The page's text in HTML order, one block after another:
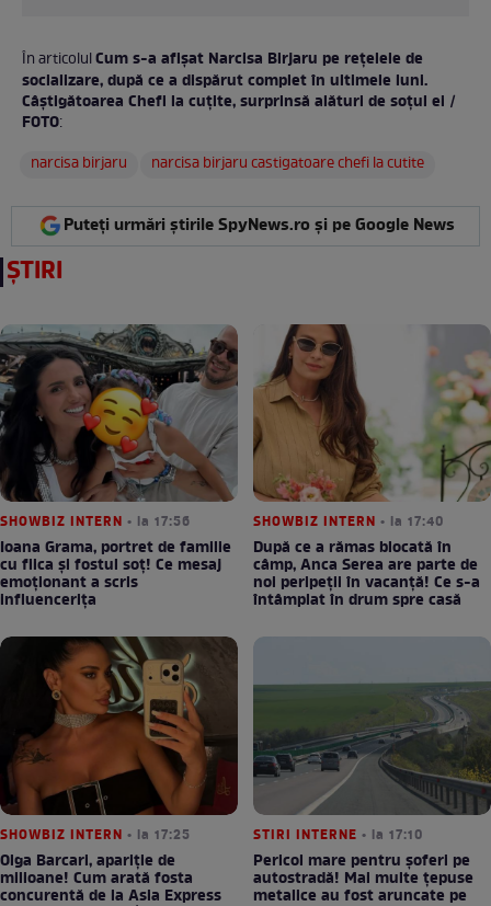
În articolulCum s-a afișat Narcisa Birjaru pe rețelele de
socializare, după ce a dispărut complet în ultimele luni.
Câștigătoarea Chefi la cuțite, surprinsă alături de soțul ei /
FOTO:
narcisa birjaru
narcisa birjaru castigatoare chefi la cutite
Puteți urmări știrile SpyNews.ro și pe Google News
ȘTIRI
SHOWBIZ INTERN • la 17:56
Ioana Grama, portret de familie
cu fiica și fostul soț! Ce mesaj
emoționant a scris
influencerița
SHOWBIZ INTERN • la 17:40
După ce a rămas blocată în
câmp, Anca Serea are parte de
noi peripeții în vacanță! Ce s-a
întâmplat în drum spre casă
SHOWBIZ INTERN • la 17:25
Olga Barcari, apariție de
milioane! Cum arată fosta
concurentă de la Asia Express
STIRI INTERNE • la 17:10
Pericol mare pentru șoferi pe
autostradă! Mai multe țepuse
metalice au fost aruncate pe